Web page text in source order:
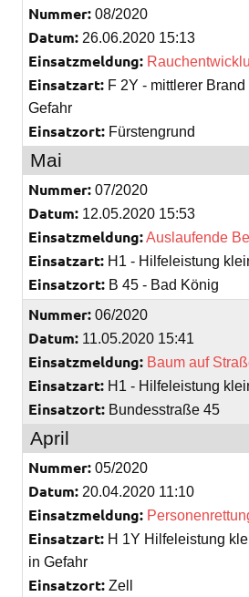
Nummer: 08/2020
Datum: 26.06.2020 15:13
Einsatzmeldung:
Einsatzart: F 2Y - mittlerer
Gefahr
Einsatzort: Fürstengrund
Mai
Nummer: 07/2020
Datum: 12.05.2020 15:53
Einsatzmeldung:Auslaufende
Einsatzart: H1 - Hilfeleistung
Einsatzort: B 45 - Bad König
Nummer: 06/2020
Datum: 11.05.2020 15:41
Einsatzmeldung: Baum auf
Einsatzart: H1 - Hilfeleistung
Einsatzort: Bundesstraße 45
April
Nummer: 05/2020
Datum: 20.04.2020 11:10
Einsatzmeldung:
Einsatzart: H 1Y Hilfeleistung
in Gefahr
Einsatzort: Zell